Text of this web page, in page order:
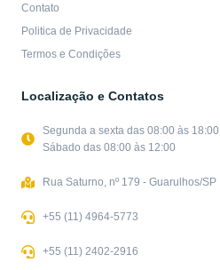
Contato
Politica de Privacidade
Termos e Condições
Localização e Contatos
Segunda a sexta das 08:00 às 18:00
Sábado das 08:00 às 12:00
Rua Saturno, nº 179 - Guarulhos/SP
+55 (11) 4964-5773
+55 (11) 2402-2916